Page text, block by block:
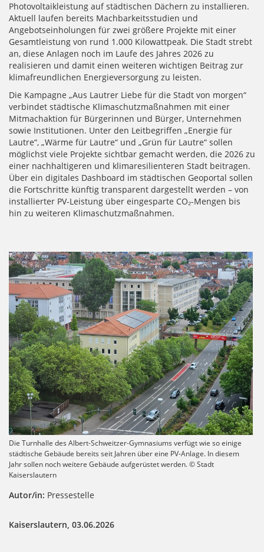
Photovoltaikleistung auf städtischen Dächern zu installieren.
Aktuell laufen bereits Machbarkeitsstudien und
Angebotseinholungen für zwei größere Projekte mit einer
Gesamtleistung von rund 1.000 Kilowattpeak. Die Stadt strebt
an, diese Anlagen noch im Laufe des Jahres 2026 zu
realisieren und damit einen weiteren wichtigen Beitrag zur
klimafreundlichen Energieversorgung zu leisten.
Die Kampagne „Aus Lautrer Liebe für die Stadt von morgen“
verbindet städtische Klimaschutzmaßnahmen mit einer
Mitmachaktion für Bürgerinnen und Bürger, Unternehmen
sowie Institutionen. Unter den Leitbegriffen „Energie für
Lautre“, „Wärme für Lautre“ und „Grün für Lautre“ sollen
möglichst viele Projekte sichtbar gemacht werden, die 2026 zu
einer nachhaltigeren und klimaresilienteren Stadt beitragen.
Über ein digitales Dashboard im städtischen Geoportal sollen
die Fortschritte künftig transparent dargestellt werden – von
installierter PV-Leistung über eingesparte CO₂-Mengen bis
hin zu weiteren Klimaschutzmaßnahmen.
Die Turnhalle des Albert-Schweitzer-Gymnasiums verfügt wie so einige
städtische Gebäude bereits seit Jahren über eine PV-Anlage. In diesem
Jahr sollen noch weitere Gebäude aufgerüstet werden. © Stadt
Kaiserslautern
Autor/in: Pressestelle
Kaiserslautern, 03.06.2026